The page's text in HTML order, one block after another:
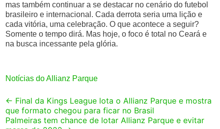
mas também continuar a se destacar no cenário do futebol
brasileiro e internacional. Cada derrota seria uma lição e
cada vitória, uma celebração. O que acontece a seguir?
Somente o tempo dirá. Mas hoje, o foco é total no Ceará e
na busca incessante pela glória.
Notícias do Allianz Parque
Post
navigation
← Final da Kings League lota o Allianz Parque e mostra
que formato chegou para ficar no Brasil
Palmeiras tem chance de lotar Allianz Parque e evitar